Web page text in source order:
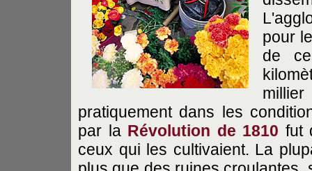
pour
de
pratiquement dans les
par la Révolution de 1810 fut
ceux qui les cultivaient. La